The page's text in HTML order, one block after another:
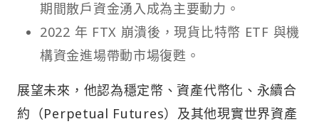
期間散戶資金湧入成為主要動力。
2022 年 FTX 崩潰後，現貨比特幣 ETF 與機
構資金進場帶動市場復甦。
展望未來，他認為穩定幣、資產代幣化、永續合
約（Perpetual Futures）及其他現實世界資產